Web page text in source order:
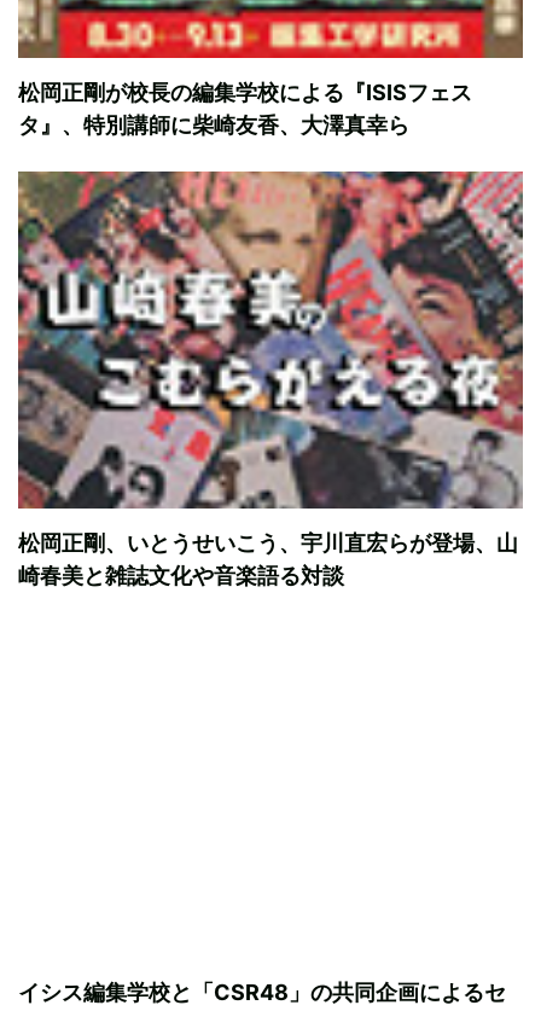
松岡正剛が校長の編集学校による『ISISフェス
タ』、特別講師に柴崎友香、大澤真幸ら
松岡正剛、いとうせいこう、宇川直宏らが登場、山
崎春美と雑誌文化や音楽語る対談
イシス編集学校と「CSR48」の共同企画によるセ